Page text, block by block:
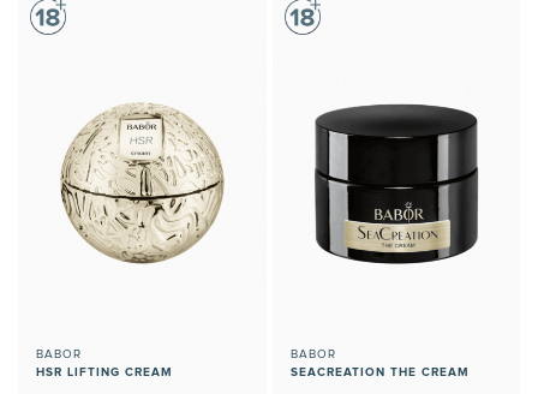
BABOR
HSR LIFTING CREAM
BABOR
SEACREATION THE CREAM